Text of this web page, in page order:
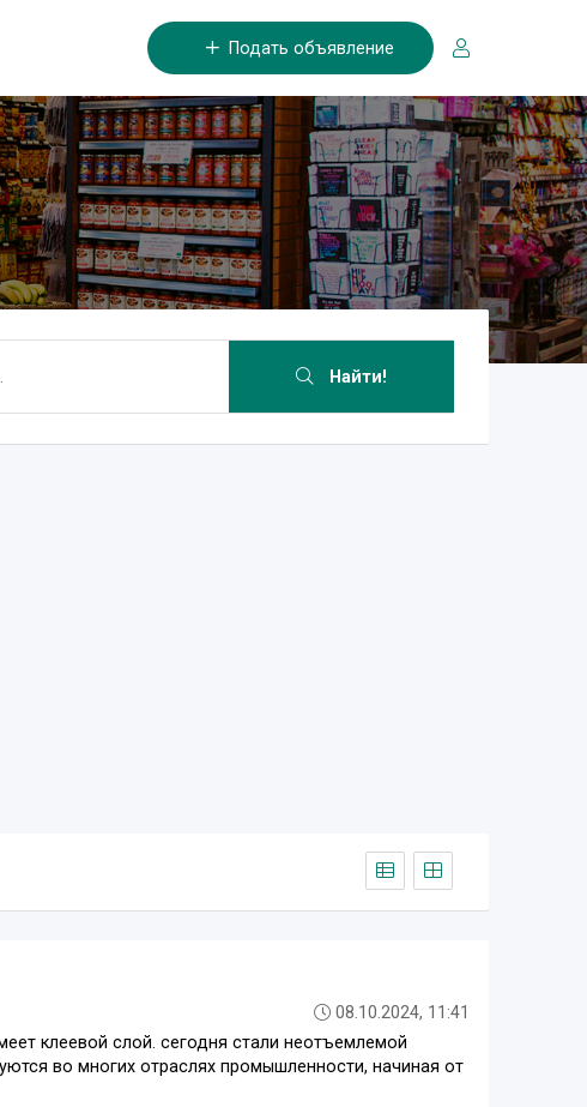
Подать объявление
Найти!
08.10.2024, 11:41
клеевой слой. сегодня стали неотъемлемой
во многих отраслях промышленности, начиная от